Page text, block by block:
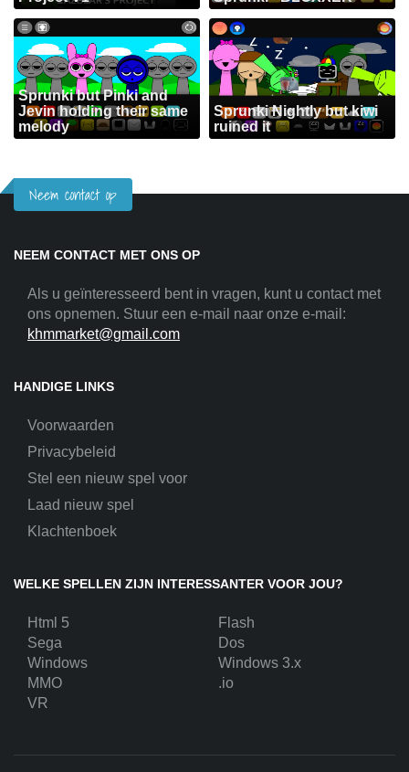
Sprunki but Pinki and
Jevin holding their same
melody
Sprunki Nightly but kiwi
ruined it
Neem contact op
NEEM CONTACT MET ONS OP
Als u geïnteresseerd bent in vragen, kunt u contact met
ons opnemen. Stuur een e-mail naar onze e-mail:
khmmarket@gmail.com
HANDIGE LINKS
Voorwaarden
Privacybeleid
Stel een nieuw spel voor
Laad nieuw spel
Klachtenboek
WELKE SPELLEN ZIJN INTERESSANTER VOOR JOU?
Html 5
Flash
Sega
Dos
Windows
Windows 3.x
MMO
.io
VR